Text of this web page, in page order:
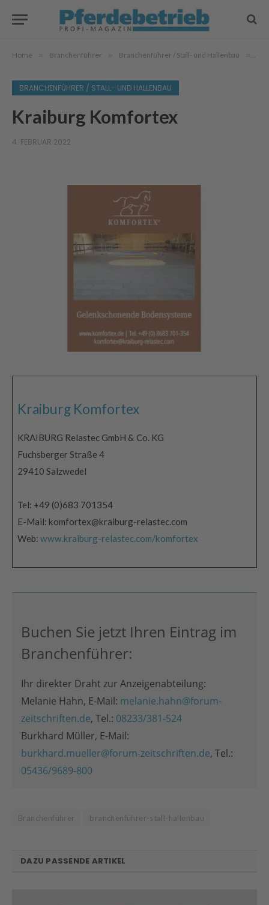
Home » Branchenführer » Branchenführer / Stall- und Hallenbau »
BRANCHENFÜHRER / STALL- UND HALLENBAU
Kraiburg Komfortex
4. FEBRUAR 2022
Kraiburg Komfortex
KRAIBURG Relastec GmbH & Co. KG
Fuchsberger Straße 4
29410 Salzwedel
Tel: +49 (0)683 701354
E-Mail: komfortex@kraiburg-relastec.com
Web: www.kraiburg-relastec.com/komfortex
Buchen Sie jetzt Ihren Eintrag im
Branchenführer:
Ihr direkter Draht zur Anzeigenabteilung:
Melanie Hahn, E-Mail: melanie.hahn@forum-
zeitschriften.de, Tel.: 08233/381-524
Burkhard Müller, E-Mail:
burkhard.mueller@forum-zeitschriften.de, Tel.:
05436/9689-800
Branchenführer branchenführer-stall-hallenbau
DAZU PASSENDE ARTIKEL